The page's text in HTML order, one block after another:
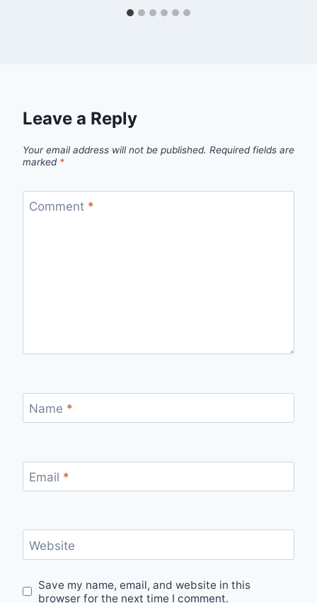
Leave a Reply
Your email address will not be published. Required fields are
marked *
Comment *
Name *
Email *
Website
Save my name, email, and website in this
browser for the next time I comment.